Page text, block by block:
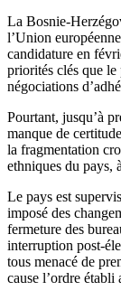
La Bosnie-
l’Union
candidature en
priorités clés que
négociations
Pourtant, jusqu’à
manque de
la fragmentation
ethniques du pays,
Le pays est
imposé des
fermeture des
interruption post-
tous menacé de
cause l’ordre établi